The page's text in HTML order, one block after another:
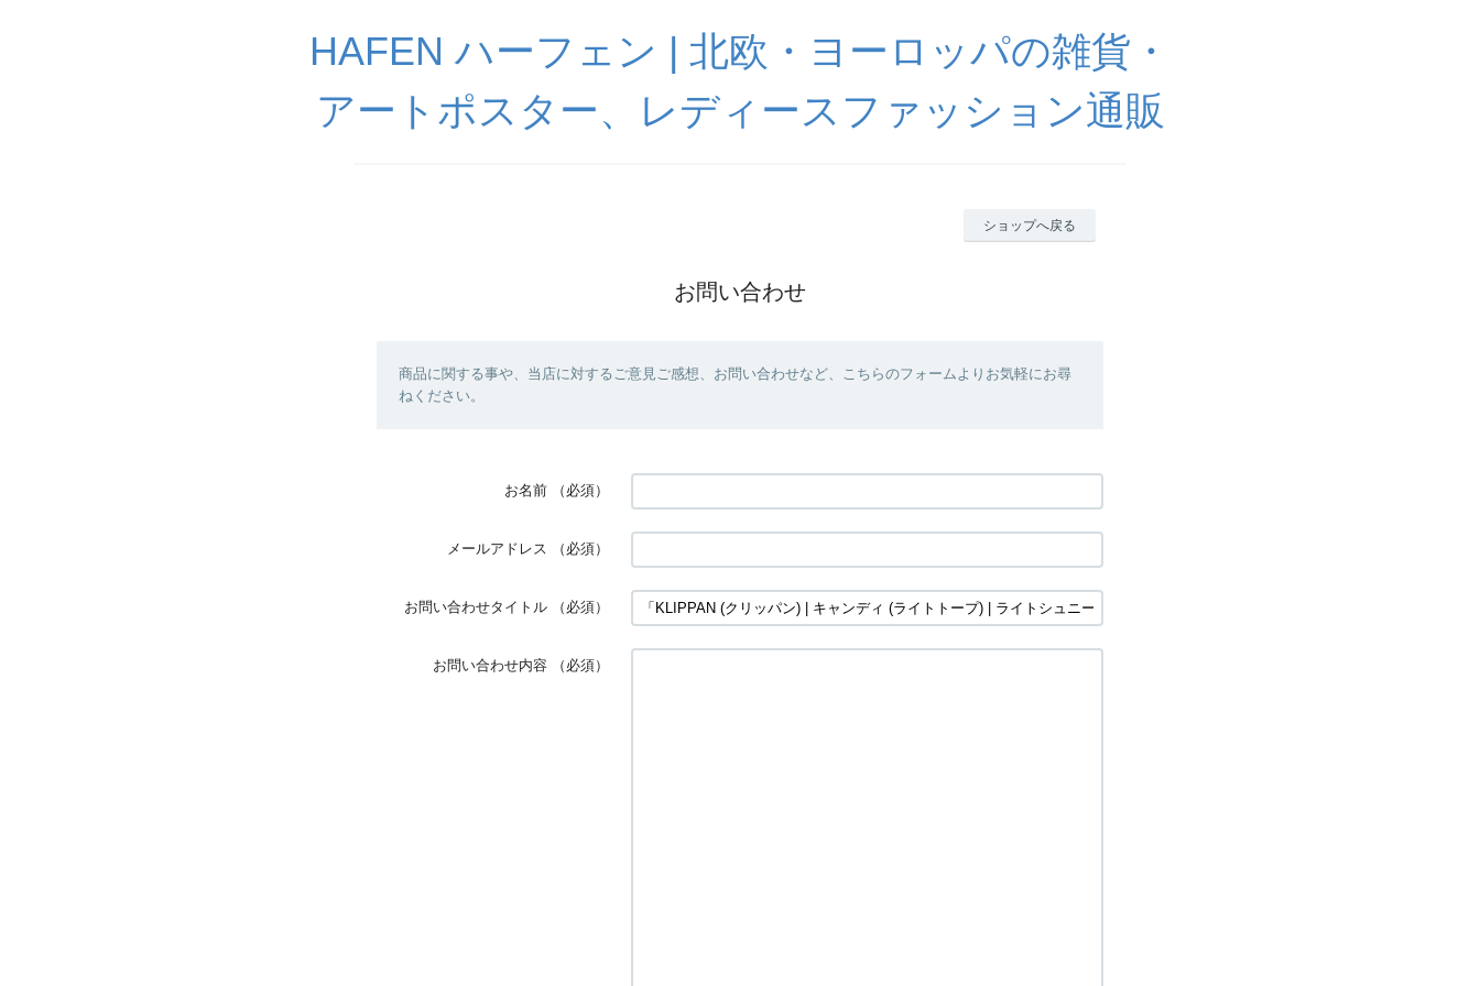
HAFEN ハーフェン | 北欧・ヨーロッパの雑貨・
アートポスター、レディースファッション通販
ショップへ戻る
お問い合わせ
商品に関する事や、当店に対するご意見ご感想、お問い合わせなど、こちらのフォームよりお気軽にお尋
ねください。
お名前 （必須）
メールアドレス （必須）
お問い合わせタイトル （必須）
お問い合わせ内容 （必須）